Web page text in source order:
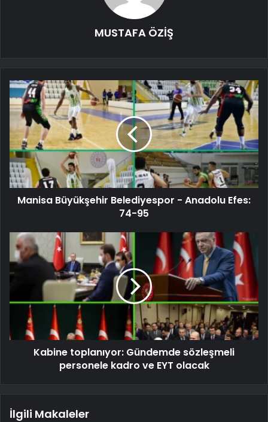
MUSTAFA ÖZİŞ
Manisa Büyükşehir Belediyespor - Anadolu Efes:
74-95
Kabine toplanıyor: Gündemde sözleşmeli
personele kadro ve EYT olacak
İlgili Makaleler